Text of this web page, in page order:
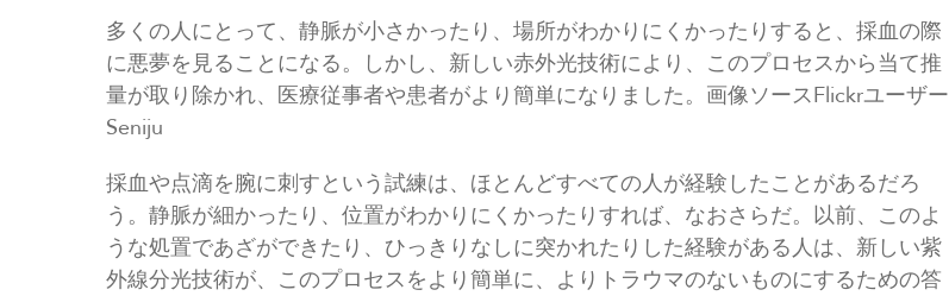
多くの人にとって、静脈が小さかったり、場所がわかりにくかったりすると、採血の際
に悪夢を見ることになる。しかし、新しい赤外光技術により、このプロセスから当て推
量が取り除かれ、医療従事者や患者がより簡単になりました。画像ソースFlickrユーザー
Seniju
採血や点滴を腕に刺すという試練は、ほとんどすべての人が経験したことがあるだろ
う。静脈が細かったり、位置がわかりにくかったりすれば、なおさらだ。以前、このよ
うな処置であざができたり、ひっきりなしに突かれたりした経験がある人は、新しい紫
外線分光技術が、このプロセスをより簡単に、よりトラウマのないものにするための答